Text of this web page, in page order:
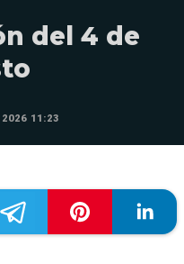
del 4 de
2026 11:23